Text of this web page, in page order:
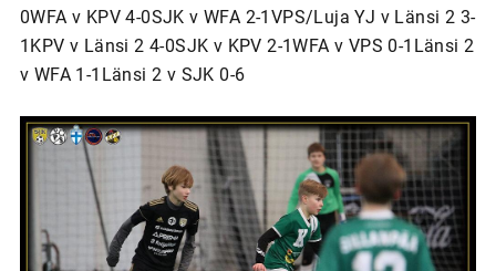
0WFA v KPV 4-0SJK v WFA 2-1VPS/Luja YJ v Länsi 2 3-
1KPV v Länsi 2 4-0SJK v KPV 2-1WFA v VPS 0-1Länsi 2
v WFA 1-1Länsi 2 v SJK 0-6